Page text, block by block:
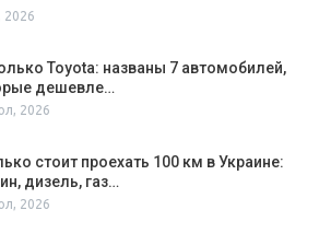
2026
Toyota: названы 7 автомобилей,
дешевле…
2026
стоит проехать 100 км в Украине:
дизель, газ…
2026